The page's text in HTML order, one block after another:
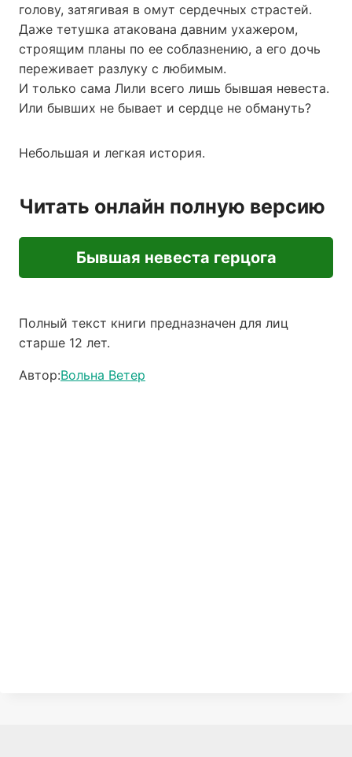
голову, затягивая в омут сердечных страстей.
Даже тетушка атакована давним ухажером,
строящим планы по ее соблазнению, а его дочь
переживает разлуку с любимым.
И только сама Лили всего лишь бывшая невеста.
Или бывших не бывает и сердце не обмануть?
Небольшая и легкая история.
Читать онлайн полную версию
Бывшая невеста герцога
Полный текст книги предназначен для лиц
старше 12 лет.
Автор:Вольна Ветер